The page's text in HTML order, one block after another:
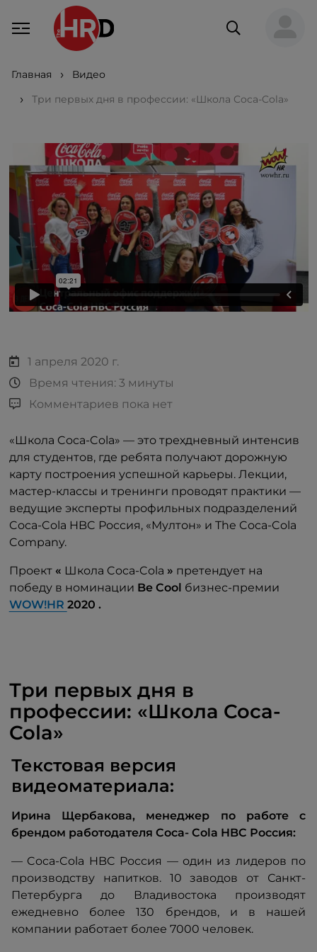
Главная
Видео
Три первых дня в профессии: «Школа Coca-Cola»
1 апреля 2020 г.
Время чтения: 3 минуты
Комментариев пока нет
«Школа Coca-Cola» — это трехдневный интенсив
для студентов, где ребята получают дорожную
карту построения успешной карьеры. Лекции,
мастер-классы и тренинги проводят практики —
ведущие эксперты профильных подразделений
Coca-Cola HBC Россия, «Мултон» и The Coca-Cola
Company.
Проект « Школа Coca-Cola » претендует на
победу в номинации Be Cool бизнес-премии
WOW!HR 2020 .
Три первых дня в
профессии: «Школа Coca-
Cola»
Текстовая версия
видеоматериала:
Ирина Щербакова, менеджер по работе с
брендом работодателя Coca- Cola HBC Россия:
— Coca-Cola HBC Россия — один из лидеров по
производству напитков. 10 заводов от Санкт-
Петербурга до Владивостока производят
ежедневно более 130 брендов, и в нашей
компании работает более 7000 человек.